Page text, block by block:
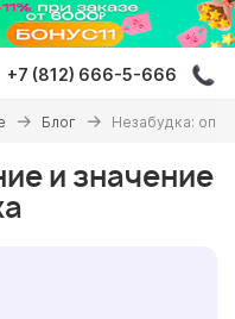
+7 (812) 666-5-666
Блог Незабудка:
и значение